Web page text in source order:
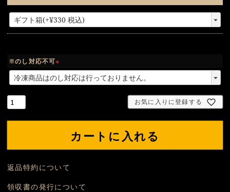
(
必
須
※のし対応不可
(
必
お気に入りに登録する
カートに入れる
返品特約について
領収書の発行について